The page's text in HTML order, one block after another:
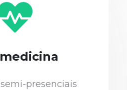
presenciais